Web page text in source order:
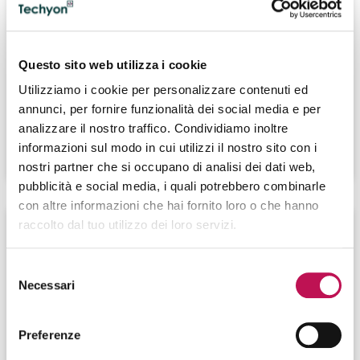
Questo sito web utilizza i cookie
Utilizziamo i cookie per personalizzare contenuti ed
annunci, per fornire funzionalità dei social media e per
analizzare il nostro traffico. Condividiamo inoltre
informazioni sul modo in cui utilizzi il nostro sito con i
nostri partner che si occupano di analisi dei dati web,
pubblicità e social media, i quali potrebbero combinarle
con altre informazioni che hai fornito loro o che hanno
raccolto dal tuo utilizzo dei loro servizi.
delNecessari
Preferenze
09.11.2023
Il Cloud Specialist è una figura esperta nei processi di
migrazione delle attività IT in ambienti Cloud. Quali sono
i suoi principali compiti?
CONTINUA A LEGGERE